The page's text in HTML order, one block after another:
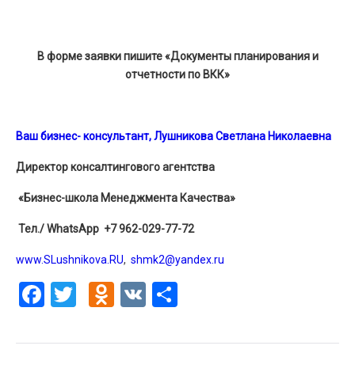
В форме заявки пишите «Документы планирования и
отчетности по ВКК»
Ваш бизнес- консультант, Лушникова Светлана Николаевна
Директор консалтингового агентства
«Бизнес-школа Менеджмента Качества»
Тел./ WhatsApp +7 962-029-77-72
www.SLushnikova.RU, shmk2@yandex.ru
Facebook
TwitterOdnoklassniki
VK